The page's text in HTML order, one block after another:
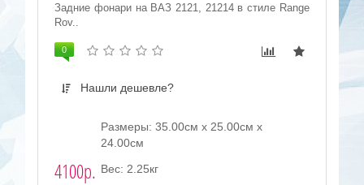
Задние фонари на ВАЗ 2121, 21214 в стиле Range
Rov..
0
Нашли дешевле?
4100р.
Размеры: 35.00см x 25.00см x
24.00см
Вес: 2.25кг